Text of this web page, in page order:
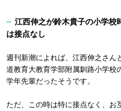
江西伸之が鈴木貴子の小学校
は接点なし
週刊新潮によれば、江西伸之さん
道教育大教育学部附属釧路小学校
学年先輩だったそうです。
ただ、この時は特に接点なく、お